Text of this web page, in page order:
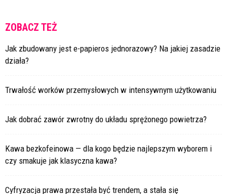
ZOBACZ TEŻ
Jak zbudowany jest e-papieros jednorazowy? Na jakiej zasadzie
działa?
Trwałość worków przemysłowych w intensywnym użytkowaniu
Jak dobrać zawór zwrotny do układu sprężonego powietrza?
Kawa bezkofeinowa — dla kogo będzie najlepszym wyborem i
czy smakuje jak klasyczna kawa?
Cyfryzacja prawa przestała być trendem, a stała się